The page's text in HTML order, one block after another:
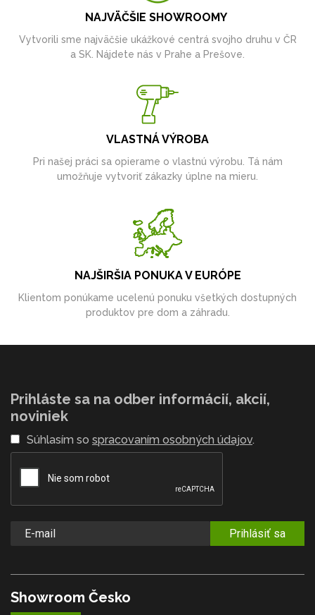
NAJVÄČŠIE SHOWROOMY
Vytvorili sme najväčšie ukážkové centrá svojho druhu v ČR
a SK. Nájdete nás v Prahe a Prešove.
VLASTNÁ VÝROBA
Pri našej práci sa opierame o vlastnú výrobu. Tá nám
umožňuje vytvoriť zákazky úplne na mieru.
NAJŠIRŠIA PONUKA V EURÓPE
Klientom ponúkame ucelenú ponuku všetkých dostupných
produktov pre dom a záhradu.
Prihláste sa na odber informácií, akcií,
noviniek
Súhlasím so spracovaním osobných údajov.
Prihlásiť sa
Showroom Česko